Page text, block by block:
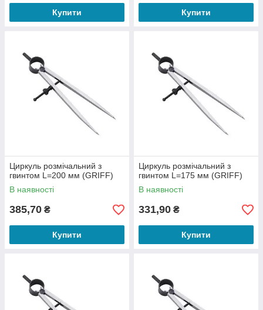
Купити Купити
Циркуль розмічальний з
гвинтом L=200 мм (GRIFF)
В наявності
385,70 ₴
Купити
Циркуль розмічальний з
гвинтом L=175 мм (GRIFF)
В наявності
331,90 ₴
Купити